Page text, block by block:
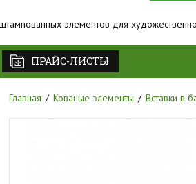
элементов для
ПРАЙС-ЛИСТЫ
Главная Кованые элементы Вставки в